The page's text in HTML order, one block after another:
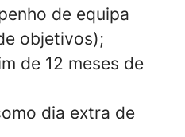
de equipa
objetivos);
de 12 meses de
dia extra de